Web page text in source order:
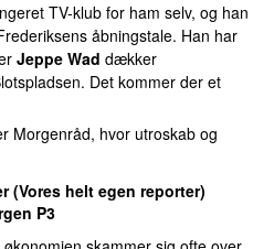
TV-klub for ham selv, og han
åbningstale. Han har
Jeppe Wad dækker
Det kommer der et
Morgenråd, hvor utroskab og
(Vores helt egen reporter)
P3